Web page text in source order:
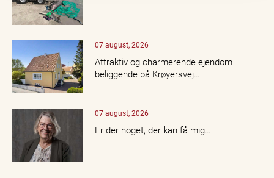
07 august, 2026
Attraktiv og charmerende ejendom
beliggende på Krøyersvej…
07 august, 2026
Er der noget, der kan få mig…